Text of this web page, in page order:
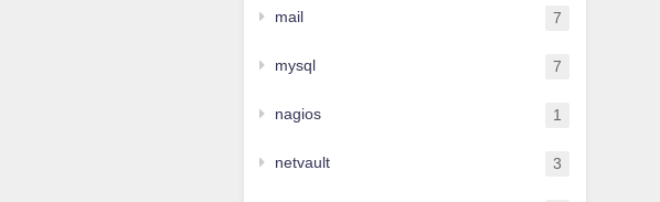
mail 7
mysql 7
nagios 1
netvault 3